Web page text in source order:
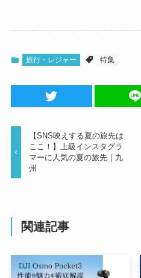
旅行・レジャー 特集
【SNS映えする夏の旅先は
ここ！】上級インスタグラ
マーに人気の夏の旅先｜九
州
関連記事